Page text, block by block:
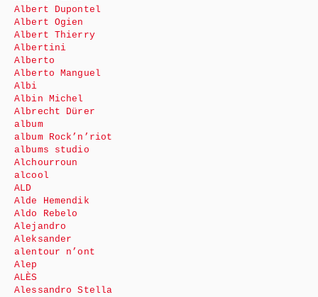
Albert Dupontel
Albert Ogien
Albert Thierry
Albertini
Alberto
Alberto Manguel
Albi
Albin Michel
Albrecht Dürer
album
album Rock’n’riot
albums studio
Alchourroun
alcool
ALD
Alde Hemendik
Aldo Rebelo
Alejandro
Aleksander
alentour n’ont
Alep
ALÈS
Alessandro Stella